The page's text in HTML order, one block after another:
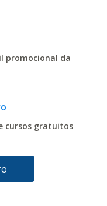
promocional da
cursos gratuitos